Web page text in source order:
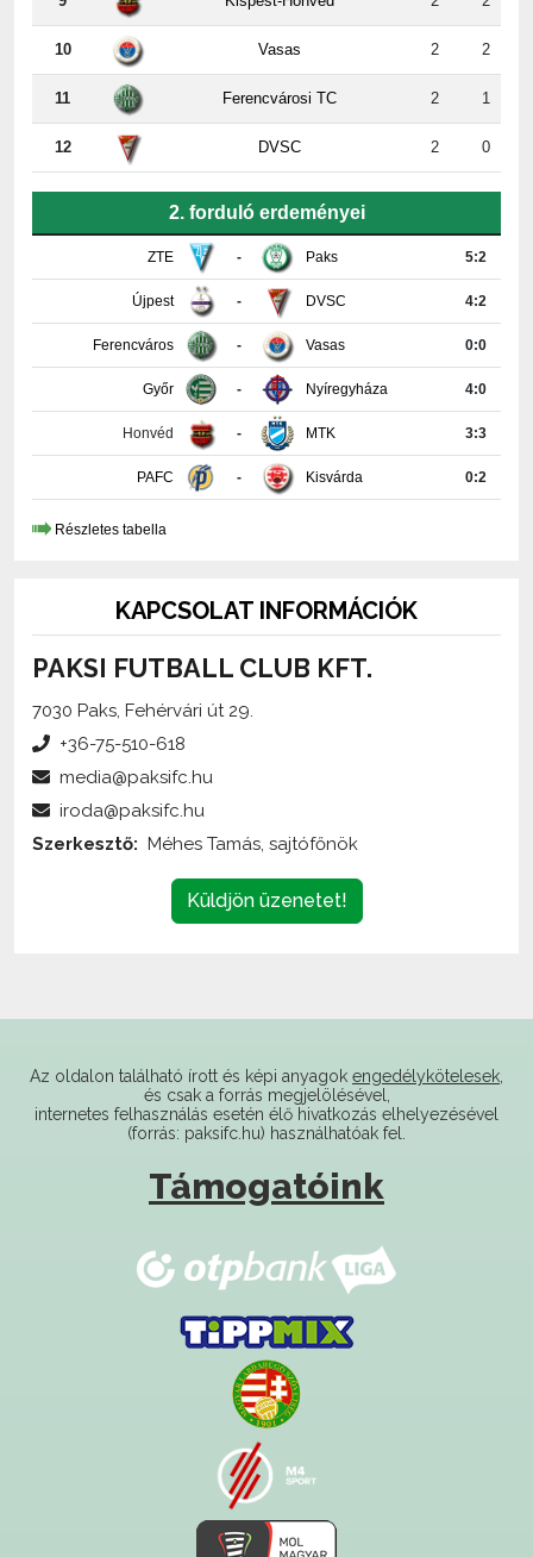
11 Ferencvárosi TC 2 1
12 DVSC 2 0
ZTE - Paks
Újpest DVSC 4:2
Ferencváros Vasas 0:0
Győr Nyíregyháza 4:0
Honvéd MTK 3:3
PAFC Kisvárda 0:2
Részletes tabella
PAKSI FUTBALL CLUB KFT.
7030 Paks, Fehérvári út 29.
Küldjön üzenetet!
internetes felhasználás esetén élő hivatkozás elhelyezésével
(forrás: paksifc.hu) használhatóak fel.
Támogatóink